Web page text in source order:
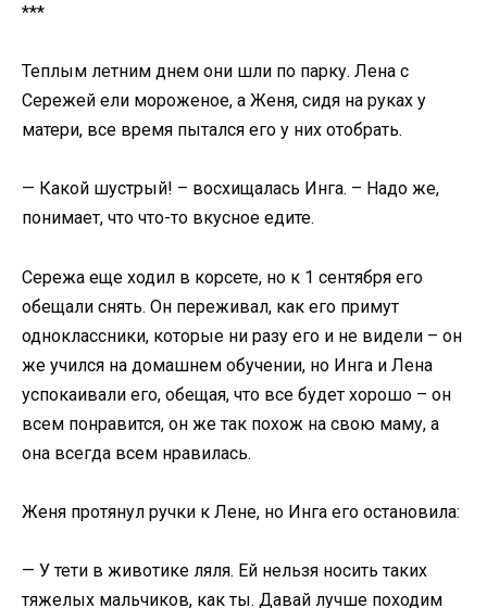
***
Теплым летним днем они шли по парку. Лена с
Сережей ели мороженое, а Женя, сидя на руках у
матери, все время пытался его у них отобрать.
— Какой шустрый! – восхищалась Инга. – Надо же,
понимает, что что-то вкусное едите.
Сережа еще ходил в корсете, но к 1 сентября его
обещали снять. Он переживал, как его примут
одноклассники, которые ни разу его и не видели – он
же учился на домашнем обучении, но Инга и Лена
успокаивали его, обещая, что все будет хорошо – он
всем понравится, он же так похож на свою маму, а
она всегда всем нравилась.
Женя протянул ручки к Лене, но Инга его остановила:
— У тети в животике ляля. Ей нельзя носить таких
тяжелых мальчиков, как ты. Давай лучше походим